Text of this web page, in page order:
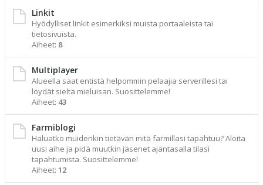
Linkit
Hyödylliset linkit esimerkiksi muista portaaleista tai
tietosivuista.
Aiheet: 8
Multiplayer
Alueella saat entistä helpommin pelaajia serverillesi tai
löydät sieltä mieluisan. Suosittelemme!
Aiheet: 43
Farmiblogi
Haluatko muidenkin tietävän mitä farmillasi tapahtuu? Aloita
uusi aihe ja pidä muutkin jäsenet ajantasalla tilasi
tapahtumista. Suosittelemme!
Aiheet: 12